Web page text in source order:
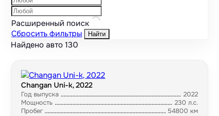
Расширенный поиск
Сбросить фильтры
Найти
Найдено авто130
Changan Uni-k, 2022
Год выпуска
2022
Мощность
230 л.с.
Пробег
54800 км